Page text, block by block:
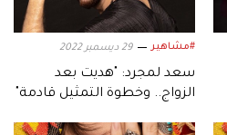
#مشاهير 29 ديسمبر 2022
سعد لمجرد: "هديت بعد
الزواج.. وخطوة التمثيل قادمة"